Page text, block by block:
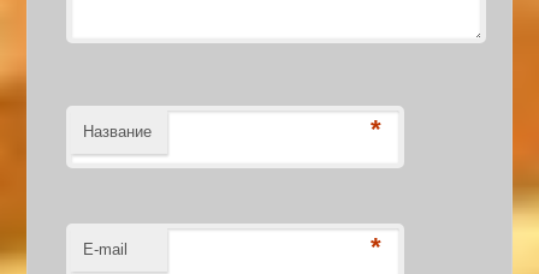
Название *
E-mail *